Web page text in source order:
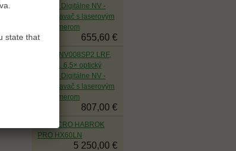
zoom - Digitálne NV -
zameriavač s laserovým
diaľkomerom
655,60 €
PARD NV008SP2 LRF,
940nm, 6,5× optický
zoom - Digitálne NV -
zameriavač s laserovým
diaľkomerom
807,00 €
HIKMICRO HABROK
PRO HX60LN
5 250,00 €
state that